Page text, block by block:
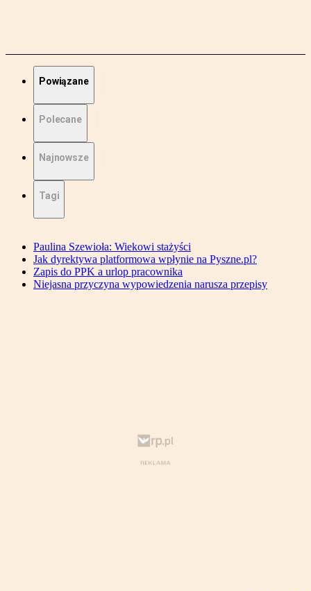
Powiązane
Polecane
Najnowsze
Tagi
Paulina Szewioła: Wiekowi stażyści
Jak dyrektywa platformowa wpłynie na Pyszne.pl?
Zapis do PPK a urlop pracownika
Niejasna przyczyna wypowiedzenia narusza przepisy